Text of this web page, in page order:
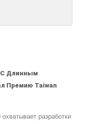
Длинным
Премию Taiwan
разработки